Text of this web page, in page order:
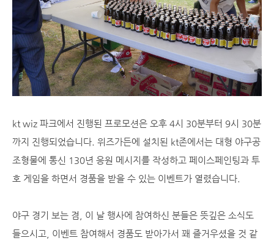
kt wiz 파크에서 진행된 프로모션은 오후 4시 30분부터 9시 30분
까지 진행되었습니다. 위즈가든에 설치된 kt존에서는 대형 야구공
조형물에 통신 130년 응원 메시지를 작성하고 페이스페인팅과 투
호 게임을 하면서 경품을 받을 수 있는 이벤트가 열렸습니다.
야구 경기 보는 겸, 이 날 행사에 참여하신 분들은 뜻깊은 소식도
들으시고, 이벤트 참여해서 경품도 받아가서 꽤 즐거우셨을 것 같